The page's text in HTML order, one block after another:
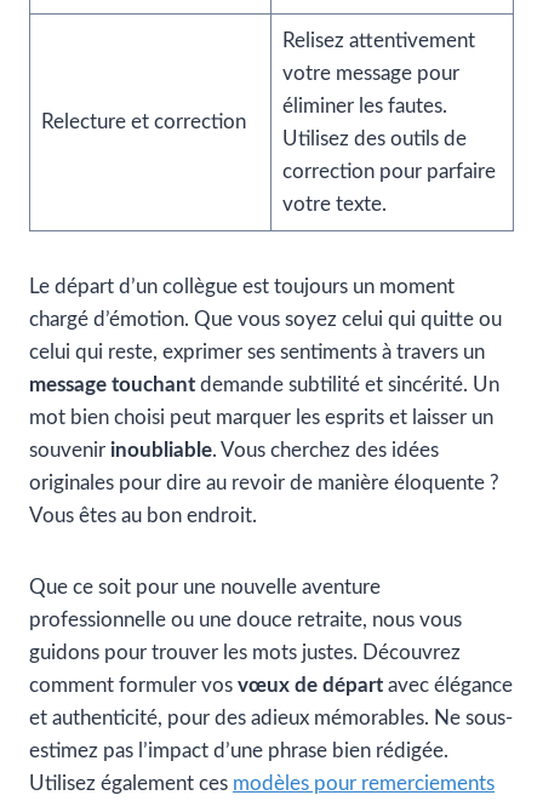
Relecture et correction
Relisez attentivement
votre message pour
éliminer les fautes.
Utilisez des outils de
correction pour parfaire
votre texte.
Le départ d’un collègue est toujours un moment
chargé d’émotion. Que vous soyez celui qui quitte ou
celui qui reste, exprimer ses sentiments à travers un
message touchant demande subtilité et sincérité. Un
mot bien choisi peut marquer les esprits et laisser un
souvenir inoubliable. Vous cherchez des idées
originales pour dire au revoir de manière éloquente ?
Vous êtes au bon endroit.
Que ce soit pour une nouvelle aventure
professionnelle ou une douce retraite, nous vous
guidons pour trouver les mots justes. Découvrez
comment formuler vos vœux de départ avec élégance
et authenticité, pour des adieux mémorables. Ne sous-
estimez pas l’impact d’une phrase bien rédigée.
Utilisez également ces modèles pour remerciements